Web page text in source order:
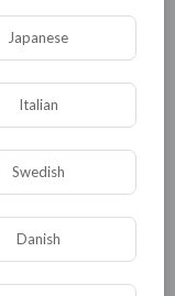
Japanese
Italian
Swedish
Danish